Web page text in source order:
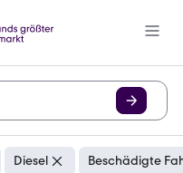
Diesel Beschädigte